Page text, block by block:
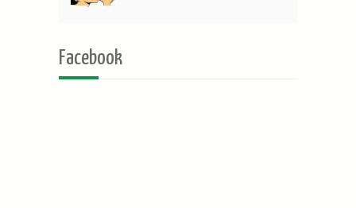
Facebook